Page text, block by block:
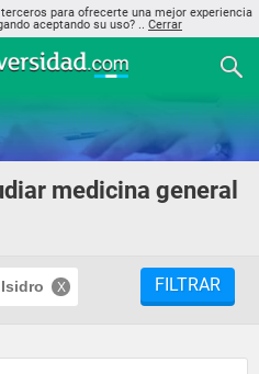
para ofrecerte una mejor experiencia
aceptando su uso? .. Cerrar
medicina general
FILTRAR